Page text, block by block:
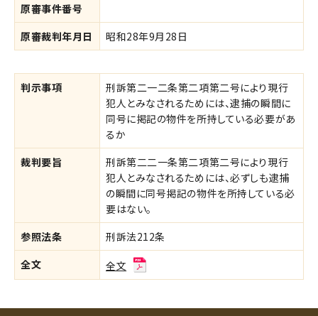
原審事件番号
原審裁判年月日
昭和28年9月28日
判示事項
刑訴第二一二条第二項第二号により現行
犯人とみなされるためには、逮捕の瞬間に
同号に掲記の物件を所持している必要があ
るか
裁判要旨
刑訴第二二一条第二項第二号により現行
犯人とみなされるためには、必ずしも逮捕
の瞬間に同号掲記の物件を所持している必
要はない。
参照法条
刑訴法212条
全文
全文